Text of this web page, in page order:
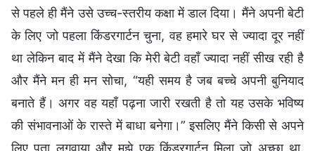
से पहले ही मैंने उसे उच्च-स्तरीय कक्षा में डाल दिया। मैंने अपनी बेटी
के लिए जो पहला किंडरगार्टन चुना, वह हमारे घर से ज्यादा दूर नहीं
था लेकिन बाद में मैंने देखा कि मेरी बेटी वहाँ ज्यादा नहीं सीख रही है
और मैंने मन ही मन सोचा, “यही समय है जब बच्चे अपनी बुनियाद
बनाते हैं। अगर वह यहाँ पढ़ना जारी रखती है तो यह उसके भविष्य
की संभावनाओं के रास्ते में बाधा बनेगा।” इसलिए मैंने किसी से अपने
लिए पता लगवाया और मुझे एक किंडरगार्टन मिला जो अच्छा था,